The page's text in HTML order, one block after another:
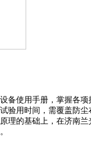
备使用手册，掌握各项
验用时间，需覆盖防尘
理的基础上，在济南